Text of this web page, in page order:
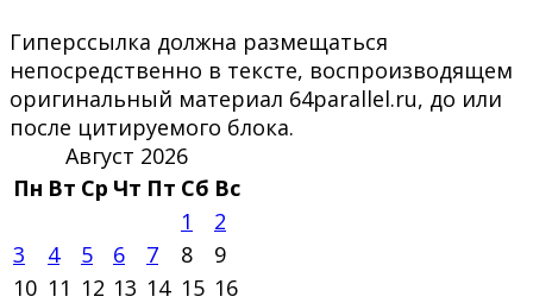
Гиперссылка должна размещаться
непосредственно в тексте, воспроизводящем
оригинальный материал 64parallel.ru, до или
после цитируемого блока.
Август 2026
Пн Вт Ср Чт Пт Сб Вс
1
2
3
4 5 6 7 8
9
10 11 12 13 14 15 16